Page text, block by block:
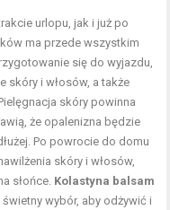
urlopu, jak i już po
ma przede wszystkim
się do wyjazdu,
skóry i włosów, a także
skóry powinna
że opalenizna będzie
Po powrocie do domu
skóry i włosów,
słońce. Kolastyna balsam
wybór, aby odżywić i